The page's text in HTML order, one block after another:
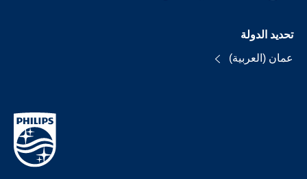
تحديد الدولة
عمان (العربية)